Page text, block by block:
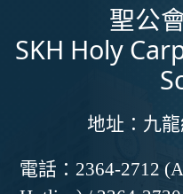
聖公
SKH Holy
地址： 九
電話： 2364-2712